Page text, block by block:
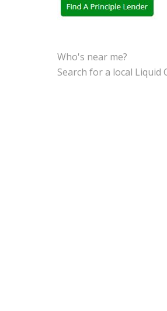
Who's near me?
Search for a local